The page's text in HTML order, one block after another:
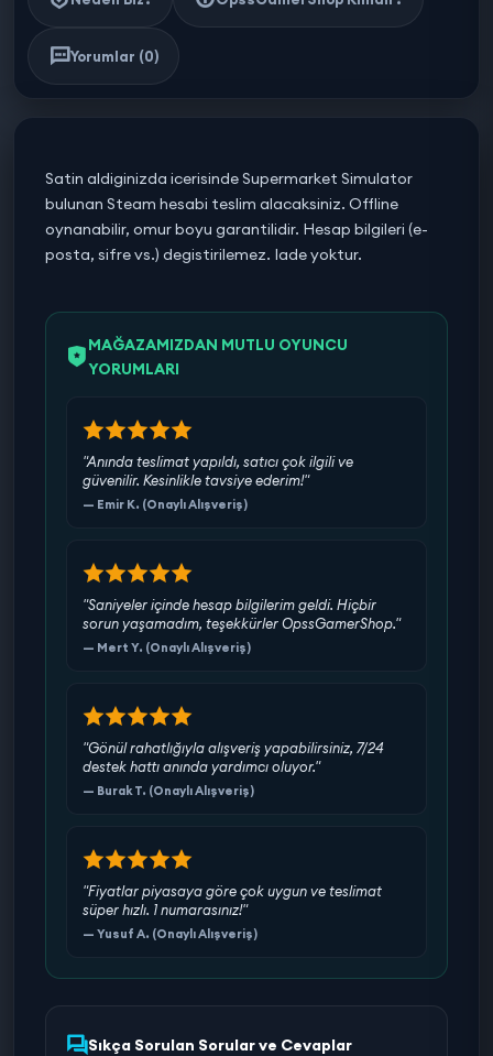
Yorumlar (0)
Satin aldiginizda icerisinde Supermarket Simulator
bulunan Steam hesabi teslim alacaksiniz. Offline
oynanabilir, omur boyu garantilidir. Hesap bilgileri (e-
posta, sifre vs.) degistirilemez. Iade yoktur.
MAĞAZAMIZDAN MUTLU OYUNCU
YORUMLARI
"Anında teslimat yapıldı, satıcı çok ilgili ve
güvenilir. Kesinlikle tavsiye ederim!"
— Emir K. (Onaylı Alışveriş)
"Saniyeler içinde hesap bilgilerim geldi. Hiçbir
sorun yaşamadım, teşekkürler OpssGamerShop."
— Mert Y. (Onaylı Alışveriş)
"Gönül rahatlığıyla alışveriş yapabilirsiniz, 7/24
destek hattı anında yardımcı oluyor."
— Burak T. (Onaylı Alışveriş)
"Fiyatlar piyasaya göre çok uygun ve teslimat
süper hızlı. 1 numarasınız!"
— Yusuf A. (Onaylı Alışveriş)
Sıkça Sorulan Sorular ve Cevaplar